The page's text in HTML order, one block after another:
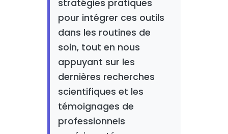
stratégies pratiques
pour intégrer ces outils
dans les routines de
soin, tout en nous
appuyant sur les
dernières recherches
scientifiques et les
témoignages de
professionnels